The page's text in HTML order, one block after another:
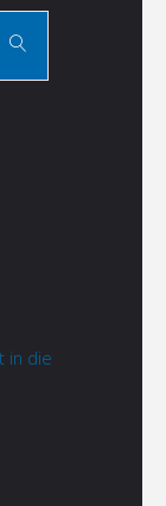
Search
in die